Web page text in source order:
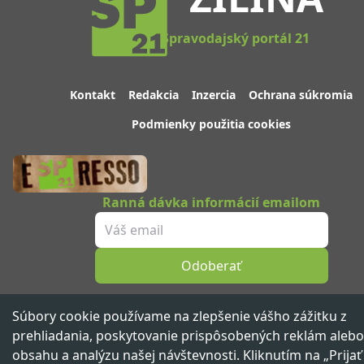
Súbory cookie používame na zlepšenie vášho zážitku z
prehliadania, poskytovanie prispôsobených reklám alebo
obsahu a analýzu našej návštevnosti. Kliknutím na „Prijať
Spravodajský portál 21
Kontakt Redakcia Inzercia
Ochrana súkromia
Podmienky použitia cookies
Ranná dávka informácií emailom
Odoberať
Sledujte nás